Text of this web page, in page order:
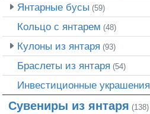
Янтарные бусы (59)
Кольцо с янтарем (48)
Кулоны из янтаря (93)
Браслеты из янтаря (54)
Инвестиционные украшения
Сувениры из янтаря (138)